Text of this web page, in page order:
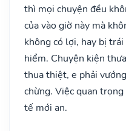
thì mọi chuyện đều
của vào giờ này mà
không có lợi, hay bị
hiểm. Chuyện kiện
thua thiệt, e phải
chừng. Việc quan
tế mới an.